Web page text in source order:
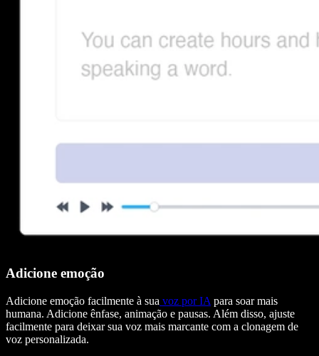
Adicione emoção
Adicione emoção facilmente à sua voz por IA para soar mais
humana. Adicione ênfase, animação e pausas. Além disso, ajuste
facilmente para deixar sua voz mais marcante com a clonagem de
voz personalizada.